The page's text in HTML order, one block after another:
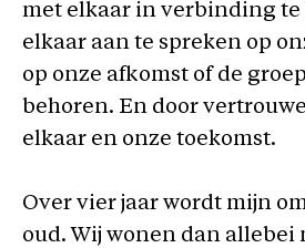
met elkaar in verbinding te
elkaar aan te spreken op
op onze afkomst of de
behoren. En door
elkaar en onze toekomst.
Over vier jaar wordt mijn
oud. Wij wonen dan allebei